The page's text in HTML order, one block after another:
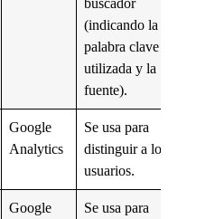
(indicando la
palabra clave
utilizada y la
fuente).
Google
Analytics
Se usa para
distinguir a los
usuarios.
Google
Se usa para